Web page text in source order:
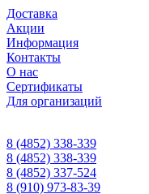
Доставка
Акции
Информация
Контакты
О нас
Сертификаты
Для организаций
8 (4852) 338-339
8 (4852) 338-339
8 (4852) 337-524
8 (910) 973-83-39